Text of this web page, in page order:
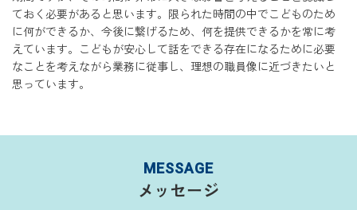
ておく必要があると思います。限られた時間の中でこどものため
に何ができるか、今後に繋げるため、何を提供できるかを常に考
えています。こどもが安心して話をできる存在になるために必要
なことを考えながら業務に従事し、理想の職員像に近づきたいと
思っています。
MESSAGE
メッセージ